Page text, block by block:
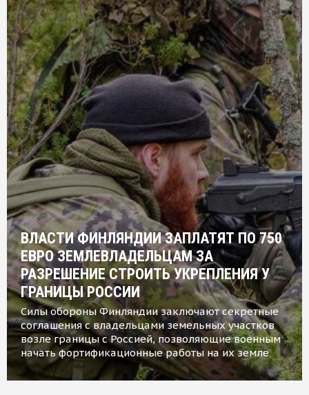
ВЛАСТИ ФИНЛЯНДИИ ЗАПЛАТЯТ ПО 750
ЕВРО ЗЕМЛЕВЛАДЕЛЬЦАМ ЗА
РАЗРЕШЕНИЕ СТРОИТЬ УКРЕПЛЕНИЯ У
ГРАНИЦЫ РОССИИ
Силы обороны Финляндии заключают секретные
соглашения с владельцами земельных участков
возле границы с Россией, позволяющие военным
начать фортификационные работы на их земле